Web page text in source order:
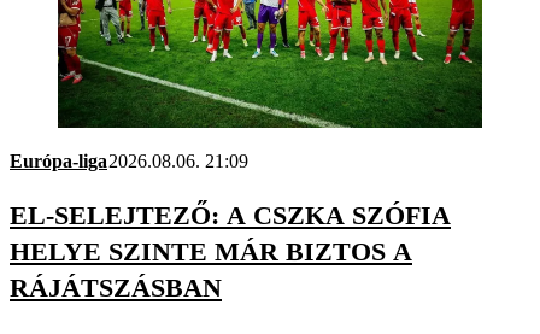
Európa-liga2026.08.06. 21:09
EL-SELEJTEZŐ: A CSZKA SZÓFIA
HELYE SZINTE MÁR BIZTOS A
RÁJÁTSZÁSBAN